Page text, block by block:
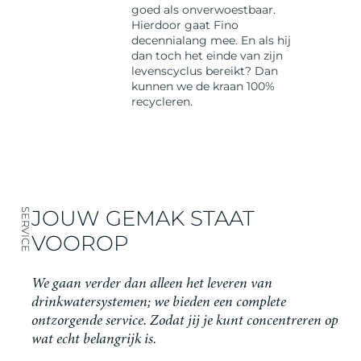
goed als onverwoestbaar.
Hierdoor gaat Fino
decennialang mee. En als hij
dan toch het einde van zijn
levenscyclus bereikt? Dan
kunnen we de kraan 100%
recycleren.
SERVICEJOUW GEMAK STAAT
VOOROP
We gaan verder dan alleen het leveren van
drinkwatersystemen; we bieden een complete
ontzorgende service. Zodat jij je kunt concentreren op
wat echt belangrijk is.